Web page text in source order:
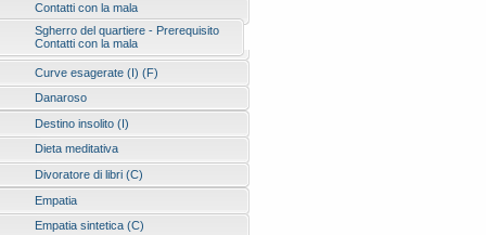
Contatti con la mala
Sgherro del quartiere - Prerequisito
Contatti con la mala
Curve esagerate (I) (F)
Danaroso
Destino insolito (I)
Dieta meditativa
Divoratore di libri (C)
Empatia
Empatia sintetica (C)